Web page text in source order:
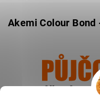
Akemi Colour